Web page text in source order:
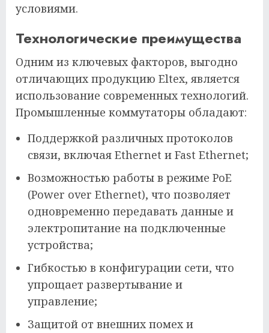
условиями.
Технологические преимущества
Одним из ключевых факторов, выгодно
отличающих продукцию Eltex, является
использование современных технологий.
Промышленные коммутаторы обладают:
Поддержкой различных протоколов
связи, включая Ethernet и Fast Ethernet;
Возможностью работы в режиме PoE
(Power over Ethernet), что позволяет
одновременно передавать данные и
электропитание на подключенные
устройства;
Гибкостью в конфигурации сети, что
упрощает развертывание и
управление;
Защитой от внешних помех и